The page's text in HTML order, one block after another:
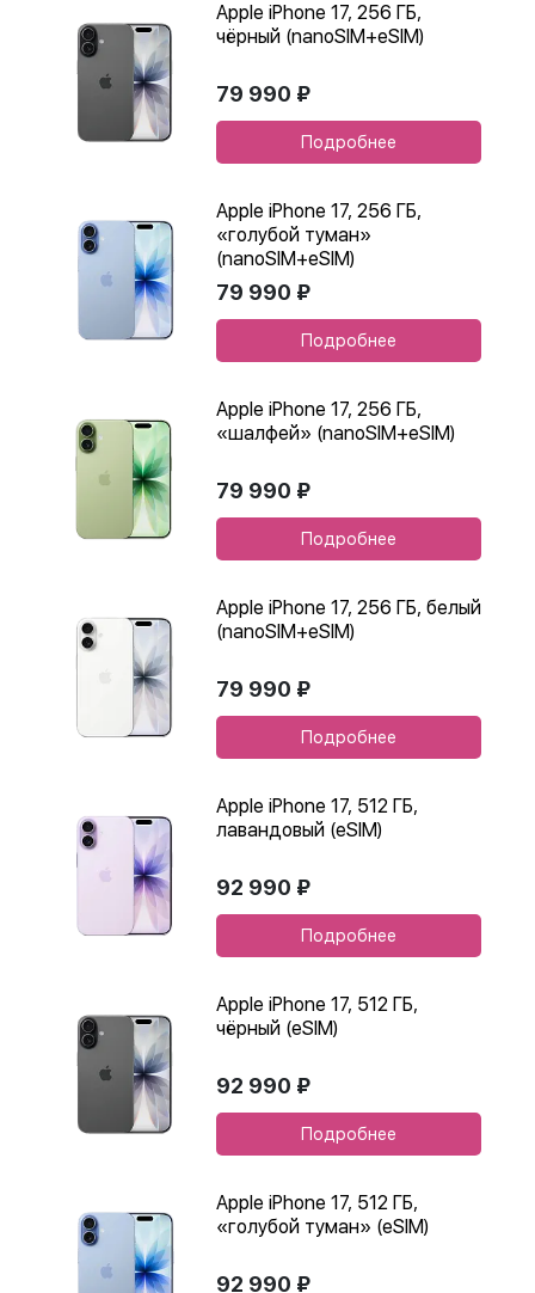
Apple iPhone 17, 256 ГБ,
чёрный (nanoSIM+eSIM)
79 990 ₽
Подробнее
Apple iPhone 17, 256 ГБ,
«голубой туман»
(nanoSIM+eSIM)
79 990 ₽
Подробнее
Apple iPhone 17, 256 ГБ,
«шалфей» (nanoSIM+eSIM)
79 990 ₽
Подробнее
Apple iPhone 17, 256 ГБ, белый
(nanoSIM+eSIM)
79 990 ₽
Подробнее
Apple iPhone 17, 512 ГБ,
лавандовый (eSIM)
92 990 ₽
Подробнее
Apple iPhone 17, 512 ГБ,
чёрный (eSIM)
92 990 ₽
Подробнее
Apple iPhone 17, 512 ГБ,
«голубой туман» (eSIM)
92 990 ₽